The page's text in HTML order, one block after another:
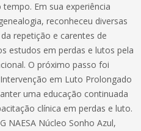
Em sua experiência
reconheceu diversas
repetição e carentes de
estudos em perdas e lutos pela
O próximo passo foi
em Luto Prolongado
uma educação continuada
clínica em perdas e luto.
NAESA Núcleo Sonho Azul,